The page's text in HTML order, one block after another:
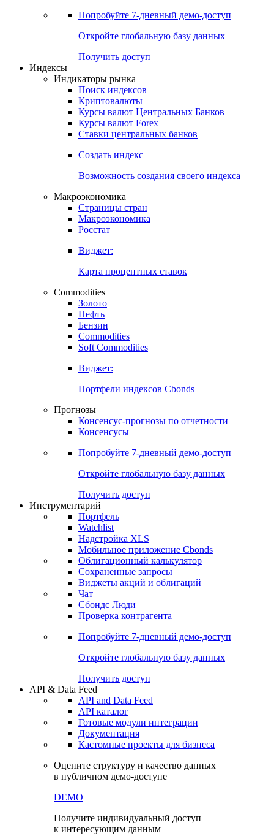
Попробуйте 7-дневный демо-доступ
Откройте глобальную базу данных
Получить доступ
Индексы
Индикаторы рынка
Поиск индексов
Криптовалюты
Курсы валют Центральных Банков
Курсы валют Forex
Ставки центральных банков
Создать индекс
Возможность создания своего индекса
Макроэкономика
Страницы стран
Макроэкономика
Росстат
Виджет:
Карта процентных ставок
Commodities
Золото
Нефть
Бензин
Commodities
Soft Commodities
Виджет:
Портфели индексов Cbonds
Прогнозы
Консенсус-прогнозы по отчетности
Консенсусы
Попробуйте 7-дневный демо-доступ
Откройте глобальную базу данных
Получить доступ
Инструментарий
Портфель
Watchlist
Надстройка XLS
Мобильное приложение Cbonds
Облигационный калькулятор
Сохраненные запросы
Виджеты акций и облигаций
Чат
Сбондс Люди
Проверка контрагента
Попробуйте 7-дневный демо-доступ
Откройте глобальную базу данных
Получить доступ
API & Data Feed
API and Data Feed
API каталог
Готовые модули интеграции
Документация
Кастомные проекты для бизнеса
Оцените структуру и качество данных
в публичном демо-доступе
DEMO
Получите индивидуальный доступ
к интересующим данным